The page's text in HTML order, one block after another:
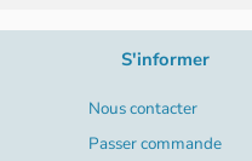
S'informer
Nous contacter
Passer commande